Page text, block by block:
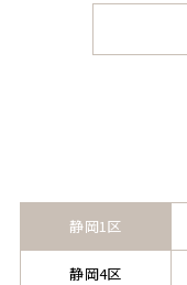
静岡1区
静岡4区